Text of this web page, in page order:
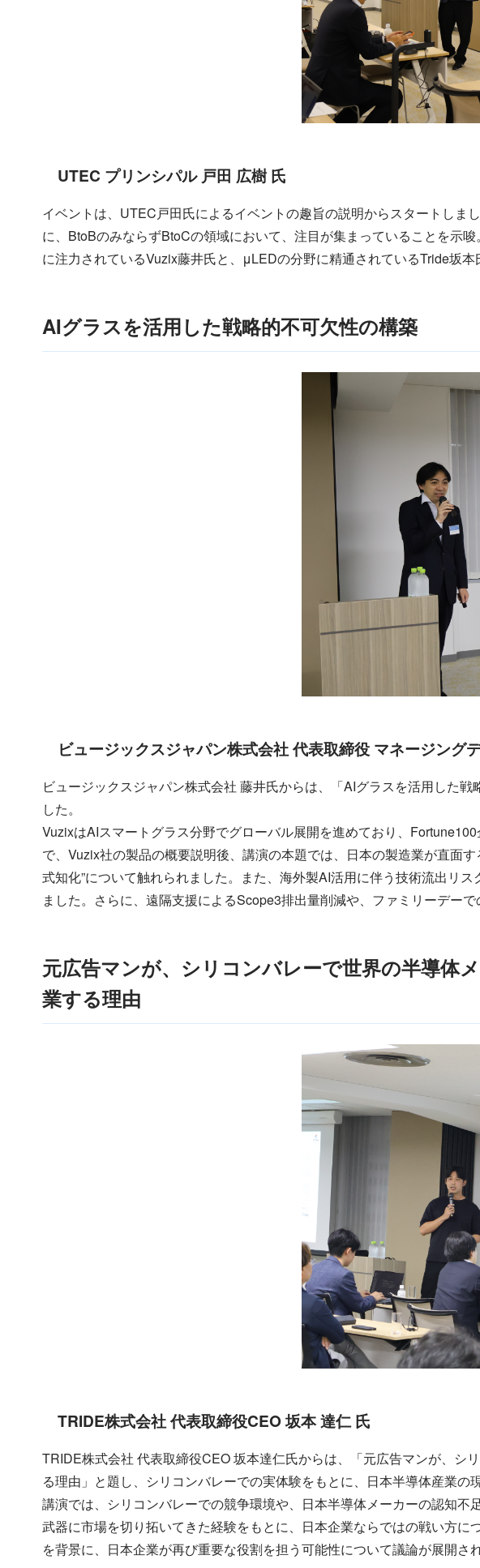
UTEC プリンシパル 戸田 広樹 氏
イベントは、UTEC戸田氏によるイベントの趣旨の説明からスタートしま
に、BtoBのみならずBtoCの領域において、注目が集まっていることを示
に注力されているVuzix藤井氏と、μLEDの分野に精通されているTride坂
AIグラスを活用した戦略的不可欠性の構築
ビュージックスジャパン株式会社 代表取締役 マネージング
ビュージックスジャパン株式会社 藤井氏からは、「AIグラスを活用した
した。
VuzixはAIスマートグラス分野でグローバル展開を進めており、
で、Vuzix社の製品の概要説明後、講演の本題では、日本の製造業が直面
式知化”について触れられました。また、海外製AI活用に伴う技術流出リ
ました。さらに、遠隔支援によるScope3排出量削減や、ファミリーデー
元広告マンが、シリコンバレーで世界の半導体
業する理由
TRIDE株式会社 代表取締役CEO 坂本 達仁 氏
TRIDE株式会社 代表取締役CEO 坂本達仁氏からは、「元広告マンが、
る理由」と題し、シリコンバレーでの実体験をもとに、日本半導体産業の
講演では、シリコンバレーでの競争環境や、日本半導体メーカーの認知
武器に市場を切り拓いてきた経験をもとに、日本企業ならではの戦い方
を背景に、日本企業が再び重要な役割を担う可能性について議論が展開され